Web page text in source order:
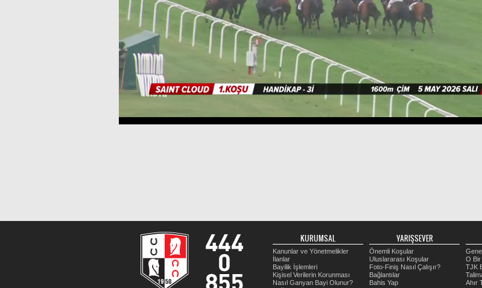
KURUMSAL
Kanunlar ve Yönetmelikler
İlanlar
Bayilik İşlemleri
Kişisel Verilerin Korunması
Nasıl Ganyan Bayi Olunur?
YARIŞSEVER
Önemli Koşular
Uluslararası Koşular
Foto-Finiş Nasıl Çalışır?
Bağlantılar
Bahis Yap
O Bir
TJK
Ahır